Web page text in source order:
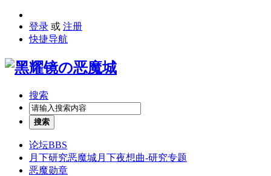
登录 或 注册
快捷导航
搜索
搜索
论坛BBS
月下研究恶魔城月下夜想曲-研究专题
恶魔勋章